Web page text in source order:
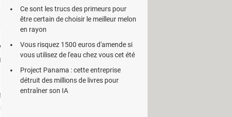
Twitter),sur LinkedIn ou encore sur
une petite coche bleue, symbole de
Gmail et le Play Store. Il
En effet, comme l'a remarqué
Ce sont les trucs des primeurs pour
être certain de choisir le meilleur melon
en rayon
Vous risquez 1500 euros d'amende si
vous utilisez de l'eau chez vous cet été
Project Panama : cette entreprise
détruit des millions de livres pour
entraîner son IA